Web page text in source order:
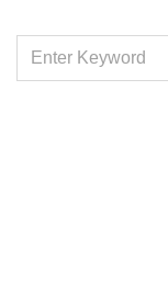
FOR: